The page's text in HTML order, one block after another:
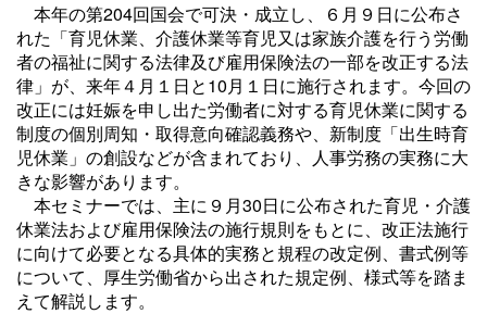
本年の第204回国会で可決・成立し、６月９日に公布さ
れた「育児休業、介護休業等育児又は家族介護を行う労働
者の福祉に関する法律及び雇用保険法の一部を改正する法
律」が、来年４月１日と10月１日に施行されます。今回の
改正には妊娠を申し出た労働者に対する育児休業に関する
制度の個別周知・取得意向確認義務や、新制度「出生時育
児休業」の創設などが含まれており、人事労務の実務に大
きな影響があります。
本セミナーでは、主に９月30日に公布された育児・介護
休業法および雇用保険法の施行規則をもとに、改正法施行
に向けて必要となる具体的実務と規程の改定例、書式例等
について、 厚生労働省から出された規定例、様式等を踏ま
えて解説します。